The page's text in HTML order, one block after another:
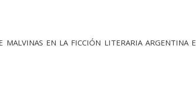
MALVINAS EN LA FICCIÓN LITERARIA ARGENTINA E